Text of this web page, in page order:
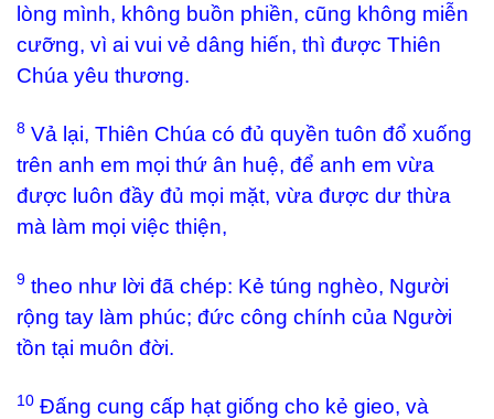
lòng mình, không buồn phiền, cũng không miễn
cưỡng, vì ai vui vẻ dâng hiến, thì được Thiên
Chúa yêu thương.
8 Vả lại, Thiên Chúa có đủ quyền tuôn đổ xuống
trên anh em mọi thứ ân huệ, để anh em vừa
được luôn đầy đủ mọi mặt, vừa được dư thừa
mà làm mọi việc thiện,
9 theo như lời đã chép: Kẻ túng nghèo, Người
rộng tay làm phúc; đức công chính của Người
tồn tại muôn đời.
10 Đấng cung cấp hạt giống cho kẻ gieo, và